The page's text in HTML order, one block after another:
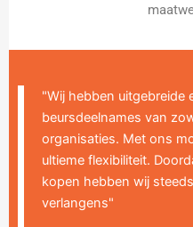
"Wij hebben uitgebreide
beursdeelnames van
organisaties. Met ons
ultieme flexibiliteit.
kopen hebben wij
verlangens"